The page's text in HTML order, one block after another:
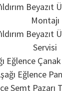
Beyazıt
Montajı
Beyazıt
Servisi
Eğlence
Eğlence
Semt